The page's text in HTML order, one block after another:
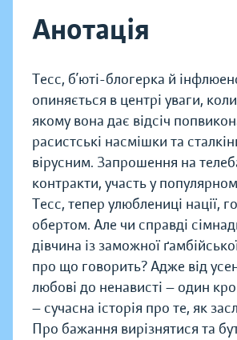
Анотація
Тесс, б’юті-блогерка й
опиняється в центрі уваги,
якому вона дає відсіч
расистські насмішки та
вірусним. Запрошення на
контракти, участь у
Тесс, тепер улюблениці нації,
обертом. Але чи справді
дівчина із заможної
про що говорить? Адже від
любові до ненависті — один
— сучасна історія про те, як
Про бажання вирізнятися та